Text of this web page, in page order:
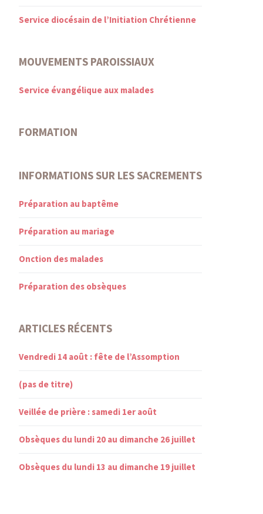
Service diocésain de l’Initiation Chrétienne
MOUVEMENTS PAROISSIAUX
Service évangélique aux malades
FORMATION
INFORMATIONS SUR LES SACREMENTS
Préparation au baptême
Préparation au mariage
Onction des malades
Préparation des obsèques
ARTICLES RÉCENTS
Vendredi 14 août : fête de l’Assomption
(pas de titre)
Veillée de prière : samedi 1er août
Obsèques du lundi 20 au dimanche 26 juillet
Obsèques du lundi 13 au dimanche 19 juillet